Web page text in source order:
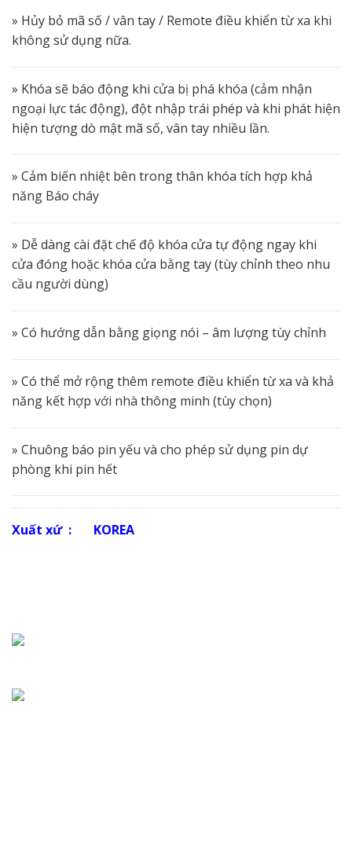
» Hủy bỏ mã số / vân tay / Remote điều khiển từ xa khi
không sử dụng nữa.
» Khóa sẽ báo động khi cửa bị phá khóa (cảm nhận
ngoại lực tác động), đột nhập trái phép và khi phát hiện
hiện tượng dò mật mã số, vân tay nhiều lần.
» Cảm biến nhiệt bên trong thân khóa tích hợp khả
năng Báo cháy
» Dễ dàng cài đặt chế độ khóa cửa tự động ngay khi
cửa đóng hoặc khóa cửa bằng tay (tùy chỉnh theo nhu
cầu người dùng)
» Có hướng dẫn bằng giọng nói – âm lượng tùy chỉnh
» Có thể mở rộng thêm remote điều khiển từ xa và khả
năng kết hợp với nhà thông minh (tùy chọn)
» Chuông báo pin yếu và cho phép sử dụng pin dự
phòng khi pin hết
Xuất xứ : KOREA